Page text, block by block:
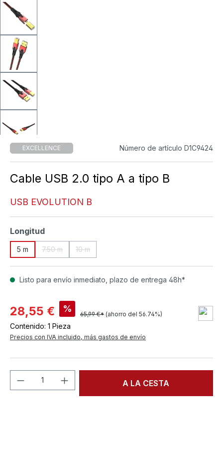
EXCELLENCE Número de artículo D1C9424
Cable USB 2.0 tipo A a tipo B
USB EVOLUTION B
Seleccione
Longitud
5 m 7.50 m 10 m
Listo para envío inmediato, plazo de entrega 48h*
28,55 € %
65,99 €* (ahorro del 56.74%)
Contenido: 1 Pieza
Precios con IVA incluido, más gastos de envío
Cantidad del producto: introduce la
A LA CESTA